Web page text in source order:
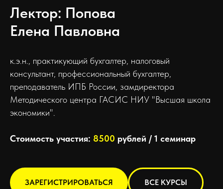
Лектор: Попова
Елена Павловна
к.э.н., практикующий бухгалтер, налоговый
консультант, профессиональный бухгалтер,
преподаватель ИПБ России, замдиректора
Методического центра ГАСИС НИУ "Высшая школа
экономики".
Стоимость участия: 8500 рублей / 1 семинар
ЗАРЕГИСТРИРОВАТЬСЯ ВСЕ КУРСЫ